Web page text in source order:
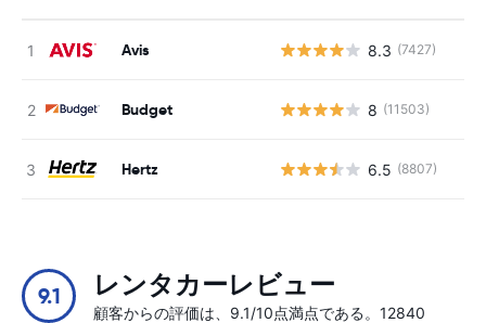
Avis 8.3 (7427)
Budget 8 (11503)
Hertz 6.5 (8807)
9.1 レンタカーレビュー
顧客からの評価は、9.1/10点満点である。12840